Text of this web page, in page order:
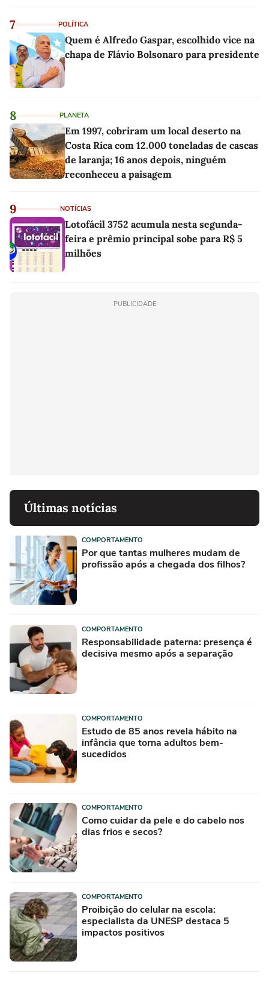
7 POLÍTICA
Quem é Alfredo Gaspar, escolhido vice na
chapa de Flávio Bolsonaro para presidente
8 PLANETA
Em 1997, cobriram um local deserto na
Costa Rica com 12.000 toneladas de cascas
de laranja; 16 anos depois, ninguém
reconheceu a paisagem
9 NOTÍCIAS
Lotofácil 3752 acumula nesta segunda-
feira e prêmio principal sobe para R$ 5
milhões
PUBLICIDADE
Últimas notícias
COMPORTAMENTO
Por que tantas mulheres mudam de
profissão após a chegada dos filhos?
COMPORTAMENTO
Responsabilidade paterna: presença é
decisiva mesmo após a separação
COMPORTAMENTO
Estudo de 85 anos revela hábito na
infância que torna adultos bem-
sucedidos
COMPORTAMENTO
Como cuidar da pele e do cabelo nos
dias frios e secos?
COMPORTAMENTO
Proibição do celular na escola:
especialista da UNESP destaca 5
impactos positivos